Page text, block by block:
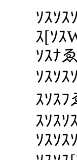
ｿｽｿｽ
ｽ[ｿｽ
ｿｽﾅ
ｿｽｿｽ
ｽｿｽﾌ
ｽｿｽｿ
ｿｽｿｽ